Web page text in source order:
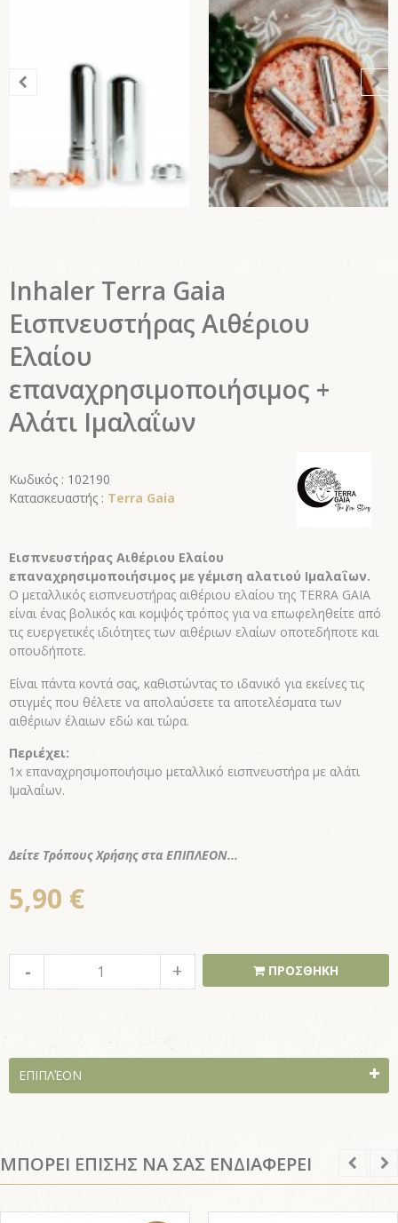
Inhaler Terra Gaia
Εισπνευστήρας Αιθέριου
Ελαίου
επαναχρησιμοποιήσιμος +
Αλάτι Ιμαλαΐων
Κωδικός : 102190
Κατασκευαστής : Terra Gaia
Εισπνευστήρας Αιθέριου Ελαίου
επαναχρησιμοποιήσιμος με γέμιση αλατιού Ιμαλαΐων.
Ο μεταλλικός εισπνευστήρας αιθέριου ελαίου της TERRA GAIA
είναι ένας βολικός και κομψός τρόπος για να επωφεληθείτε από
τις ευεργετικές ιδιότητες των αιθέριων ελαίων οποτεδήποτε και
οπουδήποτε.
Είναι πάντα κοντά σας, καθιστώντας το ιδανικό για εκείνες τις
στιγμές που θέλετε να απολαύσετε τα αποτελέσματα των
αιθέριων έλαιων εδώ και τώρα.
Περιέχει:
1x επαναχρησιμοποιήσιμο μεταλλικό εισπνευστήρα με αλάτι
Ιμαλαΐων.
Δείτε Τρόπους Χρήσης στα ΕΠΙΠΛΕΟΝ...
5,90 €
ΠΡΟΣΘΗΚΗ
ΕΠΙΠΛΈΟΝ
ΜΠΟΡΕΙ ΕΠΙΣΗΣ ΝΑ ΣΑΣ ΕΝΔΙΑΦΕΡΕΙ